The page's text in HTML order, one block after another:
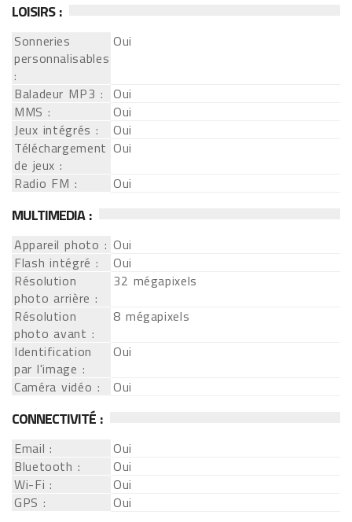
LOISIRS :
Sonneries
personnalisables
:
Oui
Baladeur MP3 : Oui
MMS :
Oui
Jeux intégrés :
Oui
Téléchargement
de jeux :
Oui
Radio FM :
Oui
MULTIMEDIA :
Appareil photo : Oui
Flash intégré :
Oui
Résolution
photo arrière :
32 mégapixels
Résolution
photo avant :
8 mégapixels
Identification
par l'image :
Oui
Caméra vidéo :
Oui
CONNECTIVITÉ :
Email :
Oui
Bluetooth :
Oui
Wi-Fi :
Oui
GPS :
Oui